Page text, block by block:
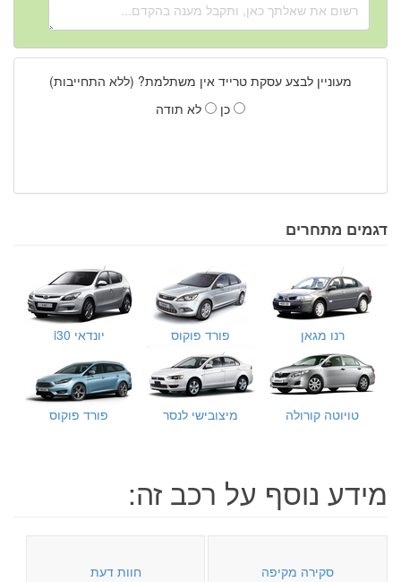
מעוניין לבצע עסקת טרייד אין משתלמת? (ללא התחייבות)
כן
לא תודה
דגמים מתחרים
רנו מגאן פורד פוקוס יונדאי i30
טויוטה קורולה מיצובישי לנסר פורד פוקוס
מידע נוסף על רכב זה:
סקירה מקיפה חוות דעת